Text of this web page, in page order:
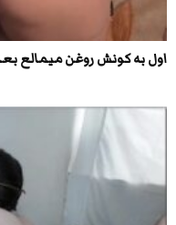
اول به کونش روغن میمالع